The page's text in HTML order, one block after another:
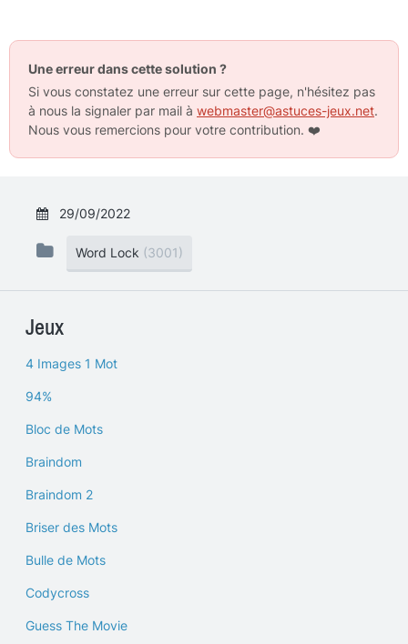
Une erreur dans cette solution ?
Si vous constatez une erreur sur cette page, n'hésitez pas
à nous la signaler par mail à webmaster@astuces-jeux.net.
Nous vous remercions pour votre contribution. ❤️
29/09/2022
Word Lock (3001)
Jeux
4 Images 1 Mot
94%
Bloc de Mots
Braindom
Braindom 2
Briser des Mots
Bulle de Mots
Codycross
Guess The Movie